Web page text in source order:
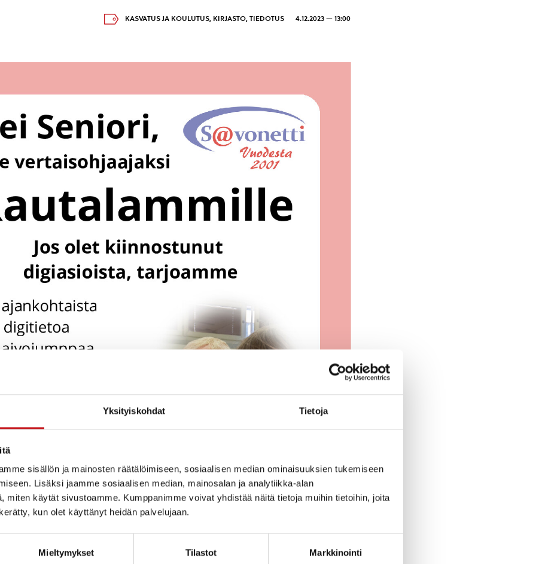
Yksityiskohdat Tietoja
sisällön ja mainosten räätälöimiseen, sosiaalisen median ominaisuuksien tukemiseen
Lisäksi jaamme sosiaalisen median, mainosalan ja analytiikka-alan
miten käytät sivustoamme. Kumppanimme voivat yhdistää näitä tietoja muihin tietoihin, joita
kun olet käyttänyt heidän palvelujaan.
Mieltymykset Tilastot Markkinointi
KASVATUS JA KOULUTUS, KIRJASTO,TIEDOTUS 4.12.2023 — 13:00